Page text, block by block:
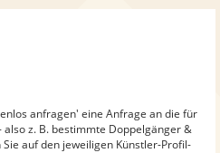
anfragen' eine Anfrage an die für
z. B. bestimmte Doppelgänger &
auf den jeweiligen Künstler-Profil-